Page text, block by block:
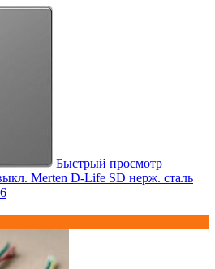
Быстрый просмотр
Merten D-Life SD нерж. сталь